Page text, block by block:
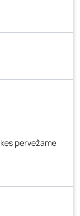
pervežame